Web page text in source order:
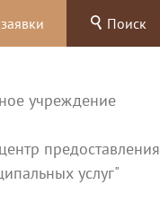
Поиск
учреждение
предоставления
услуг"